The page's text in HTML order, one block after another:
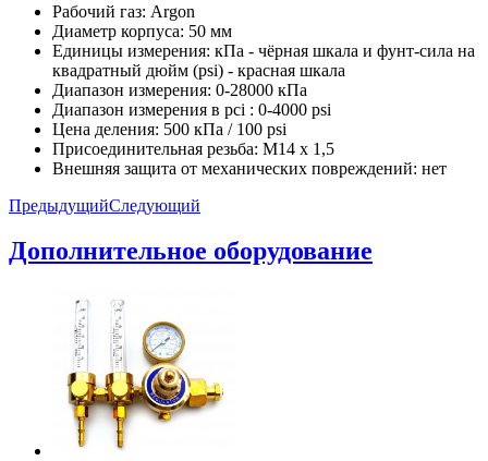
Рабочий газ: Argon
Диаметр корпуса: 50 мм
Единицы измерения: кПа - чёрная шкала и фунт-сила на
квадратный дюйм (psi) - красная шкала
Диапазон измерения: 0-28000 кПа
Диапазон измерения в pci : 0-4000 psi
Цена деления: 500 кПа / 100 psi
Присоединительная резьба: M14 x 1,5
Внешняя защита от механических повреждений: нет
ПредыдущийСледующий
Дополнительное оборудование